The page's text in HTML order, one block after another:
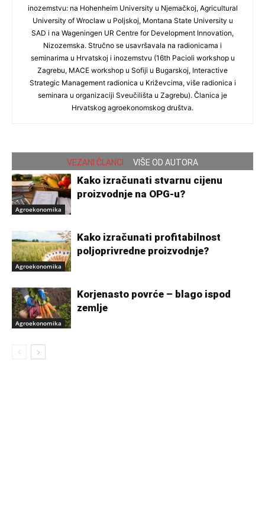
inozemstvu: na Hohenheim University u Njemačkoj, Agricultural
University of Wroclaw u Poljskoj, Montana State University u
SAD i na Wageningen UR Centre for Development Innovation,
Nizozemska. Stručno se usavršavala na radionicama i
seminarima u Hrvatskoj i inozemstvu (16th Pacioli workshop u
Zagrebu, MACE workshop u Sofiji u Bugarskoj, Interactive
Strategic Management radionica u Križevcima, više radionica i
seminara u organizaciji Sveučilišta u Zagrebu). Članica je
Hrvatskog agroekonomskog društva.
VEZANI ČLANCI VIŠE OD AUTORA
Agroekonomika
Kako izračunati stvarnu cijenu
proizvodnje na OPG-u?
Agroekonomika
Kako izračunati profitabilnost
poljoprivredne proizvodnje?
Agroekonomika
Korjenasto povrće – blago ispod
zemlje